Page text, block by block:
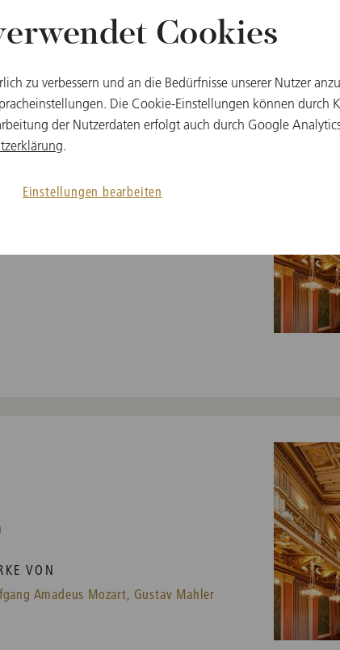
VON
Amadeus Mozart, Gustav Mahler
Cookies
zu verbessern und an die Bedürfnisse unserer Nutzer
Die Cookie-Einstellungen können durch
der Nutzerdaten erfolgt auch durch Google
.
Einstellungen bearbeiten